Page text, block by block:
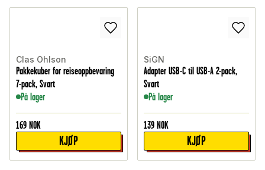
Clas Ohlson
Pakkekuber for reiseoppbevaring
7-pack, Svart
På lager
169 NOK
KJØP
SiGN
Adapter USB-C til USB-A 2-pack,
Svart
På lager
139 NOK
KJØP